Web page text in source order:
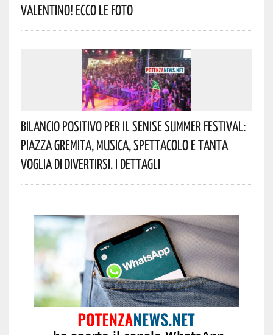
Valentino! Ecco Le Foto
Bilancio Positivo Per Il Senise Summer Festival:
Piazza Gremita, Musica, Spettacolo E Tanta
Voglia Di Divertirsi. I Dettagli